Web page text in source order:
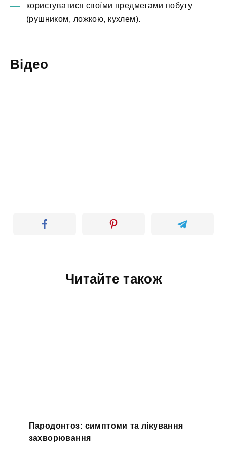
користуватися своїми предметами побуту
(рушником, ложкою, кухлем).
Відео
Читайте також
Пародонтоз: симптоми та лікування
захворювання